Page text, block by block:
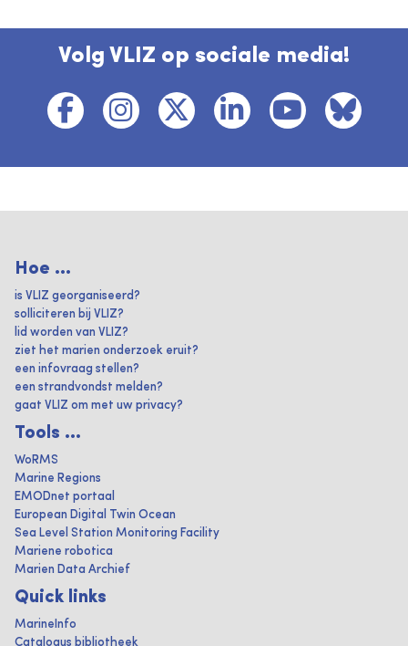
Volg VLIZ op sociale media!
Hoe ...
is VLIZ georganiseerd?
solliciteren bij VLIZ?
lid worden van VLIZ?
ziet het marien onderzoek eruit?
een infovraag stellen?
een strandvondst melden?
gaat VLIZ om met uw privacy?
Tools ...
WoRMS
Marine Regions
EMODnet portaal
European Digital Twin Ocean
Sea Level Station Monitoring Facility
Mariene robotica
Marien Data Archief
Quick links
MarineInfo
Catalogus bibliotheek